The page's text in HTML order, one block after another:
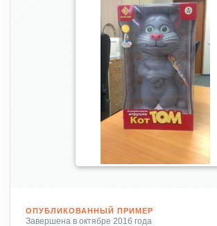
ОПУБЛИКОВАННЫЙ ПРИМЕР
Завершена в октябре 2016 года